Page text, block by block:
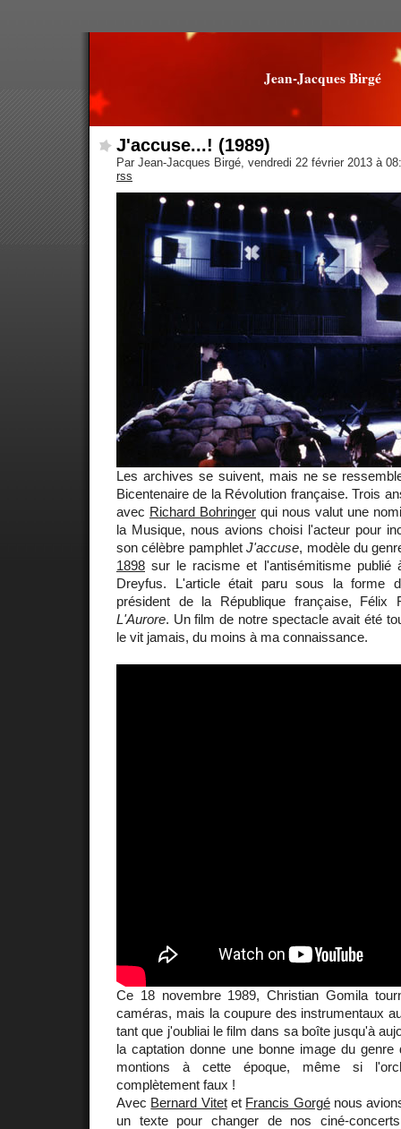
Jean-Jacques Birgé
J'accuse...! (1989)
Par Jean-Jacques Birgé, vendredi 22 février 2013 à
rss
Les archives se suivent, mais ne se
Bicentenaire de la Révolution française. Trois
avec Richard Bohringer qui nous valut une
la Musique, nous avions choisi l'acteur pour
son célèbre pamphletJ'accuse, modèle du
1898 sur le racisme et l'antisémitisme publié
Dreyfus. L'article était paru sous la forme
président de la République française, Félix
L'Aurore. Un film de notre spectacle avait été
le vit jamais, du moins à ma connaissance.
Ce 18 novembre 1989, Christian Gomila
caméras, mais la coupure des instrumentaux
tant que j'oubliai le film dans sa boîte jusqu'à
la captation donne une bonne image du
montions à cette époque, même si
complètement faux !
Avec Bernard Vitetet Francis Gorgénous
un texte pour changer de nos ciné-